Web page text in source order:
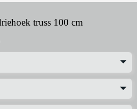
truss 100 cm